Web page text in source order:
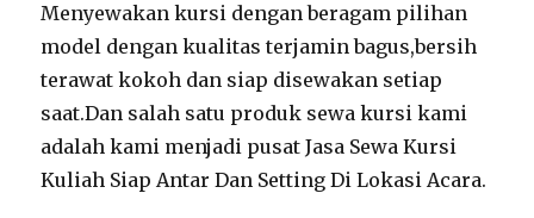
Menyewakan kursi dengan beragam pilihan
model dengan kualitas terjamin bagus,bersih
terawat kokoh dan siap disewakan setiap
saat.Dan salah satu produk sewa kursi kami
adalah kami menjadi pusat Jasa Sewa Kursi
Kuliah Siap Antar Dan Setting Di Lokasi Acara.